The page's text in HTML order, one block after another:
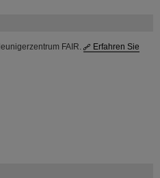
FAIR.
Erfahren Sie